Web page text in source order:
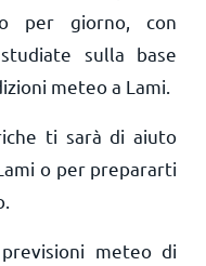
per giorno, con
sulla base
meteo a Lami.
ti sarà di aiuto
o per prepararti
meteo di